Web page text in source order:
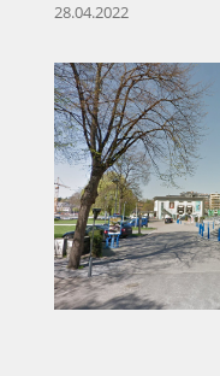
les
d’aujourd’hui,
pour
l’avenir
de
la
planète
et
des
futures
28.04.2022